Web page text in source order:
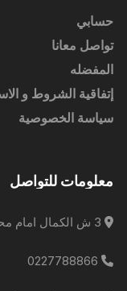
حسابي
تواصل معانا
المفضله
إتفاقية الشروط و
سياسة الخصوصية
معلومات للتواصل